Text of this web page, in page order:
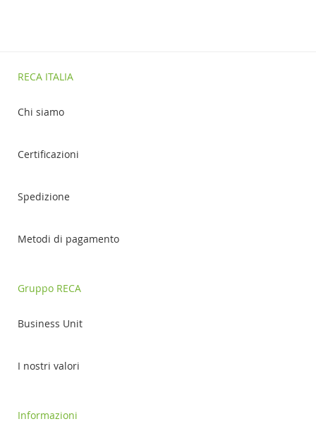
RECA ITALIA
Chi siamo
Certificazioni
Spedizione
Metodi di pagamento
Gruppo RECA
Business Unit
I nostri valori
Informazioni